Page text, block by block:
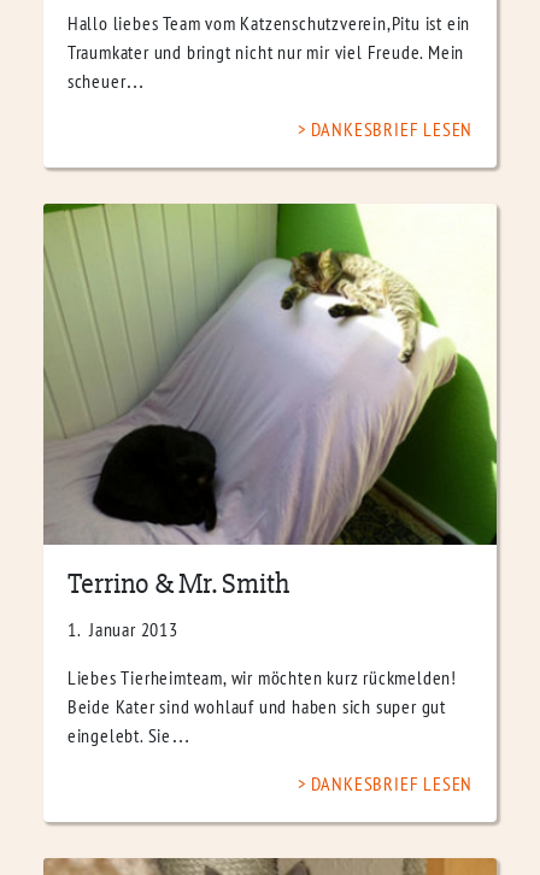
Hallo liebes Team vom Katzenschutzverein,Pitu ist ein
Traumkater und bringt nicht nur mir viel Freude. Mein
scheuer…
DANKESBRIEF LESEN
Terrino & Mr. Smith
1. Januar 2013
Liebes Tierheimteam, wir möchten kurz rückmelden!
Beide Kater sind wohlauf und haben sich super gut
eingelebt. Sie…
DANKESBRIEF LESEN